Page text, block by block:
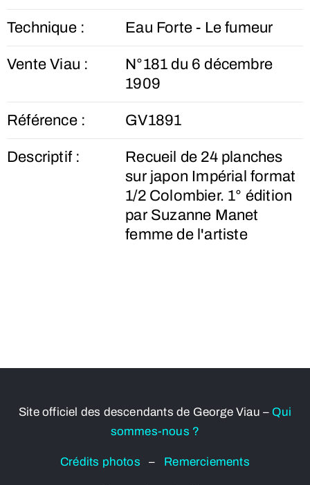
Technique : Eau Forte - Le fumeur
Vente Viau :
N°181 du 6 décembre
1909
Référence : GV1891
Descriptif :
Recueil de 24 planches
sur japon Impérial format
1/2 Colombier. 1° édition
par Suzanne Manet
femme de l'artiste
Site officiel des descendants de George Viau – Qui
sommes-nous ?
Crédits photos– Remerciements